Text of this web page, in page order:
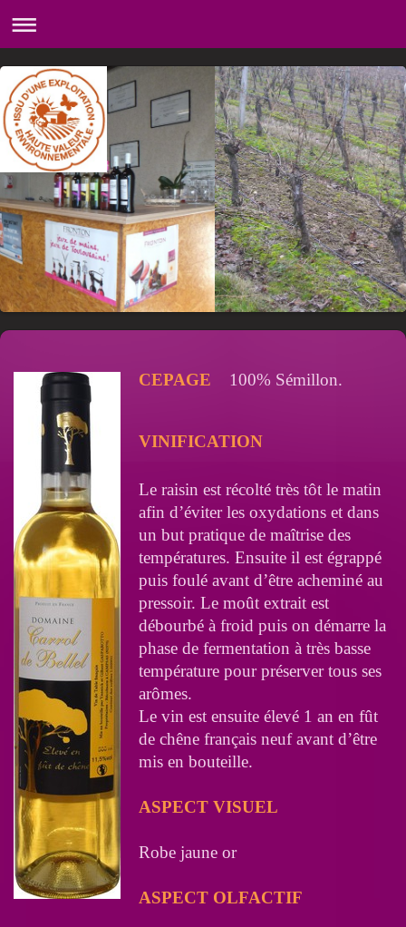
CEPAGE 100% Sémillon.
VINIFICATION
Le raisin est récolté très tôt le matin
afin d’éviter les oxydations et dans
un but pratique de maîtrise des
températures. Ensuite il est égrappé
puis foulé avant d’être acheminé au
pressoir. Le moût extrait est
débourbé à froid puis on démarre la
phase de fermentation à très basse
température pour préserver tous ses
arômes.
Le vin est ensuite élevé 1 an en fût
de chêne français neuf avant d’être
mis en bouteille.
ASPECT VISUEL
Robe jaune or
ASPECT OLFACTIF